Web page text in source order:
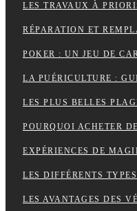
LES TRAVAUX À
POKER : UN JEU DE
LES PLUS BELLES